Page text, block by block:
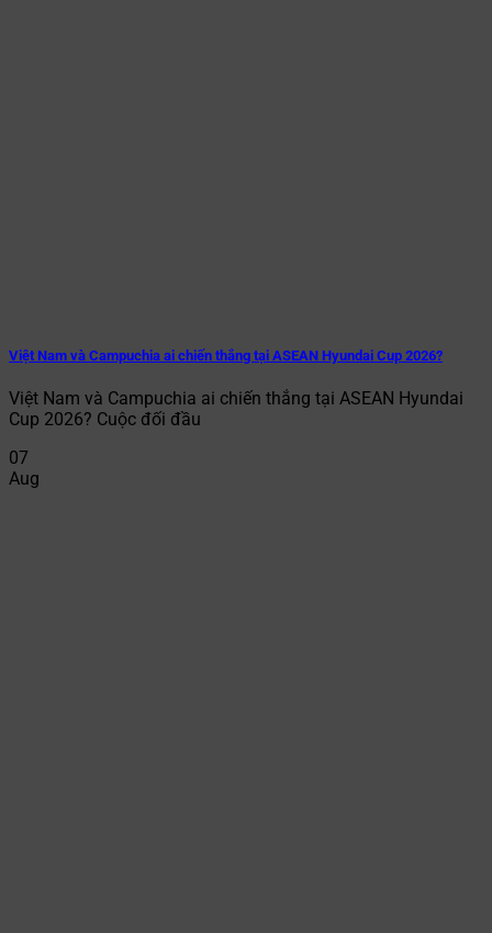
Việt Nam và Campuchia ai chiến thắng tại ASEAN Hyundai Cup 2026?
Việt Nam và Campuchia ai chiến thắng tại ASEAN Hyundai
Cup 2026? Cuộc đối đầu
07
Aug